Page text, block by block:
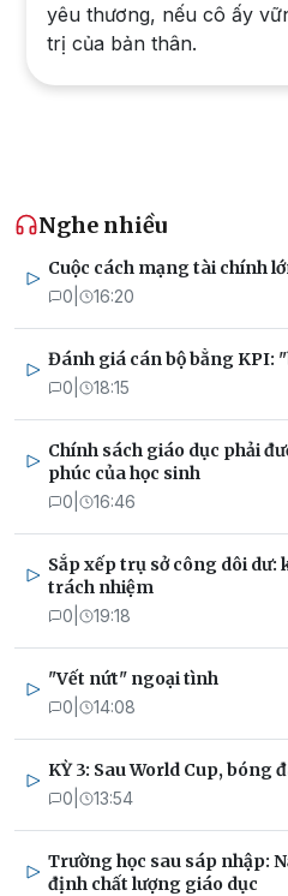
yêu thương, nếu cô ấy
trị của bản thân.
Nghe nhiều
Cuộc cách mạng tài chính
0 16:20
Đánh giá cán bộ bằng KPI:
0 18:15
Chính sách giáo dục phải
phúc của học sinh
0 16:46
Sắp xếp trụ sở công dôi dư:
trách nhiệm
0 19:18
"Vết nứt" ngoại tình
0 14:08
KỲ 3: Sau World Cup, bóng
0 13:54
Trường học sau sáp nhập:
định chất lượng giáo dục